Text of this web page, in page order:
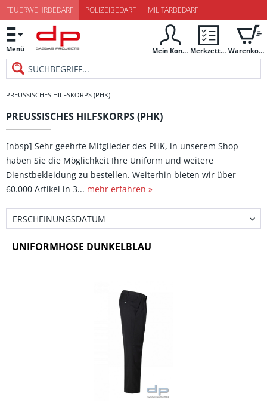
FEUERWEHRBEDARF POLIZEIBEDARF MILITÄRBEDARF
Menü Mein Konto Merkzettel Warenkorb
PREUSSISCHES HILFSKORPS (PHK)
PREUSSISCHES HILFSKORPS (PHK)
[nbsp] Sehr geehrte Mitglieder des PHK, in unserem Shop
haben Sie die Möglichkeit Ihre Uniform und weitere
Dienstbekleidung zu bestellen. Weiterhin bieten wir über
60.000 Artikel in 3... mehr erfahren »
UNIFORMHOSE DUNKELBLAU